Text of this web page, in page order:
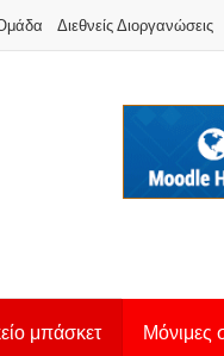
Διεθνείς Διοργανώσεις
μπάσκετ Μόνιμες